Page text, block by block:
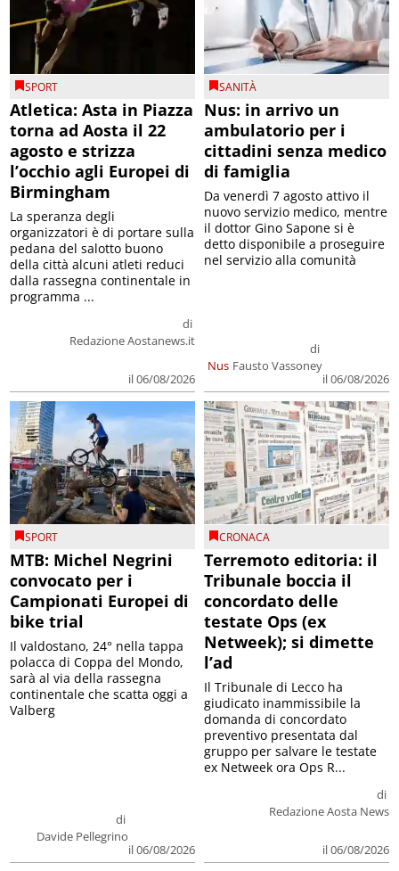
SPORT
Atletica: Asta in Piazza
torna ad Aosta il 22
agosto e strizza
l’occhio agli Europei di
Birmingham
di
Redazione Aostanews.it
il 06/08/2026
La speranza degli
organizzatori è di portare sulla
pedana del salotto buono
della città alcuni atleti reduci
dalla rassegna continentale in
programma ...
SANITÀ
Nus: in arrivo un
ambulatorio per i
cittadini senza medico
di famiglia
Nus
di
Fausto Vassoney
il 06/08/2026
Da venerdì 7 agosto attivo il
nuovo servizio medico, mentre
il dottor Gino Sapone si è
detto disponibile a proseguire
nel servizio alla comunità
SPORT
MTB: Michel Negrini
convocato per i
Campionati Europei di
bike trial
di
Davide Pellegrino
il 06/08/2026
Il valdostano, 24° nella tappa
polacca di Coppa del Mondo,
sarà al via della rassegna
continentale che scatta oggi a
Valberg
CRONACA
Terremoto editoria: il
Tribunale boccia il
concordato delle
testate Ops (ex
Netweek); si dimette
l’ad
di
Redazione Aosta News
il 06/08/2026
Il Tribunale di Lecco ha
giudicato inammissibile la
domanda di concordato
preventivo presentata dal
gruppo per salvare le testate
ex Netweek ora Ops R...